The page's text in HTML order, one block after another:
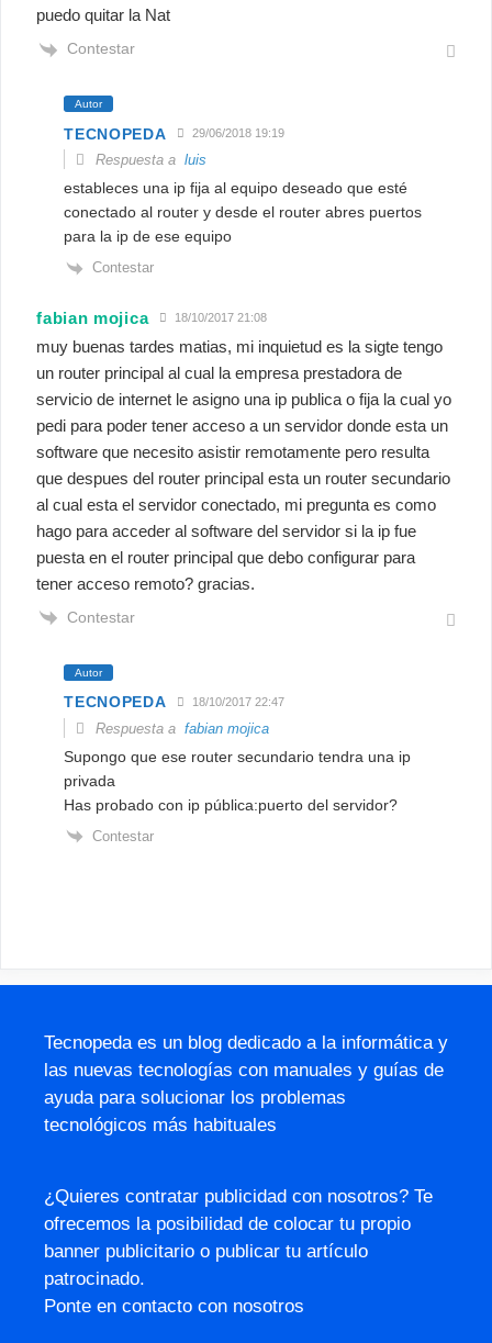
puedo quitar la Nat
Contestar
Autor
TECNOPEDA 29/06/2018 19:19
Respuesta aluis
estableces una ip fija al equipo deseado que esté
conectado al router y desde el router abres puertos
para la ip de ese equipo
Contestar
fabian mojica 18/10/2017 21:08
muy buenas tardes matias, mi inquietud es la sigte tengo
un router principal al cual la empresa prestadora de
servicio de internet le asigno una ip publica o fija la cual yo
pedi para poder tener acceso a un servidor donde esta un
software que necesito asistir remotamente pero resulta
que despues del router principal esta un router secundario
al cual esta el servidor conectado, mi pregunta es como
hago para acceder al software del servidor si la ip fue
puesta en el router principal que debo configurar para
tener acceso remoto? gracias.
Contestar
Autor
TECNOPEDA 18/10/2017 22:47
Respuesta afabian mojica
Supongo que ese router secundario tendra una ip
privada
Has probado con ip pública:puerto del servidor?
Contestar
Tecnopeda es un blog dedicado a la informática y
las nuevas tecnologías con manuales y guías de
ayuda para solucionar los problemas
tecnológicos más habituales
¿Quieres contratar publicidad con nosotros? Te
ofrecemos la posibilidad de colocar tu propio
banner publicitario o publicar tu artículo
patrocinado.
Ponte en contacto con nosotros